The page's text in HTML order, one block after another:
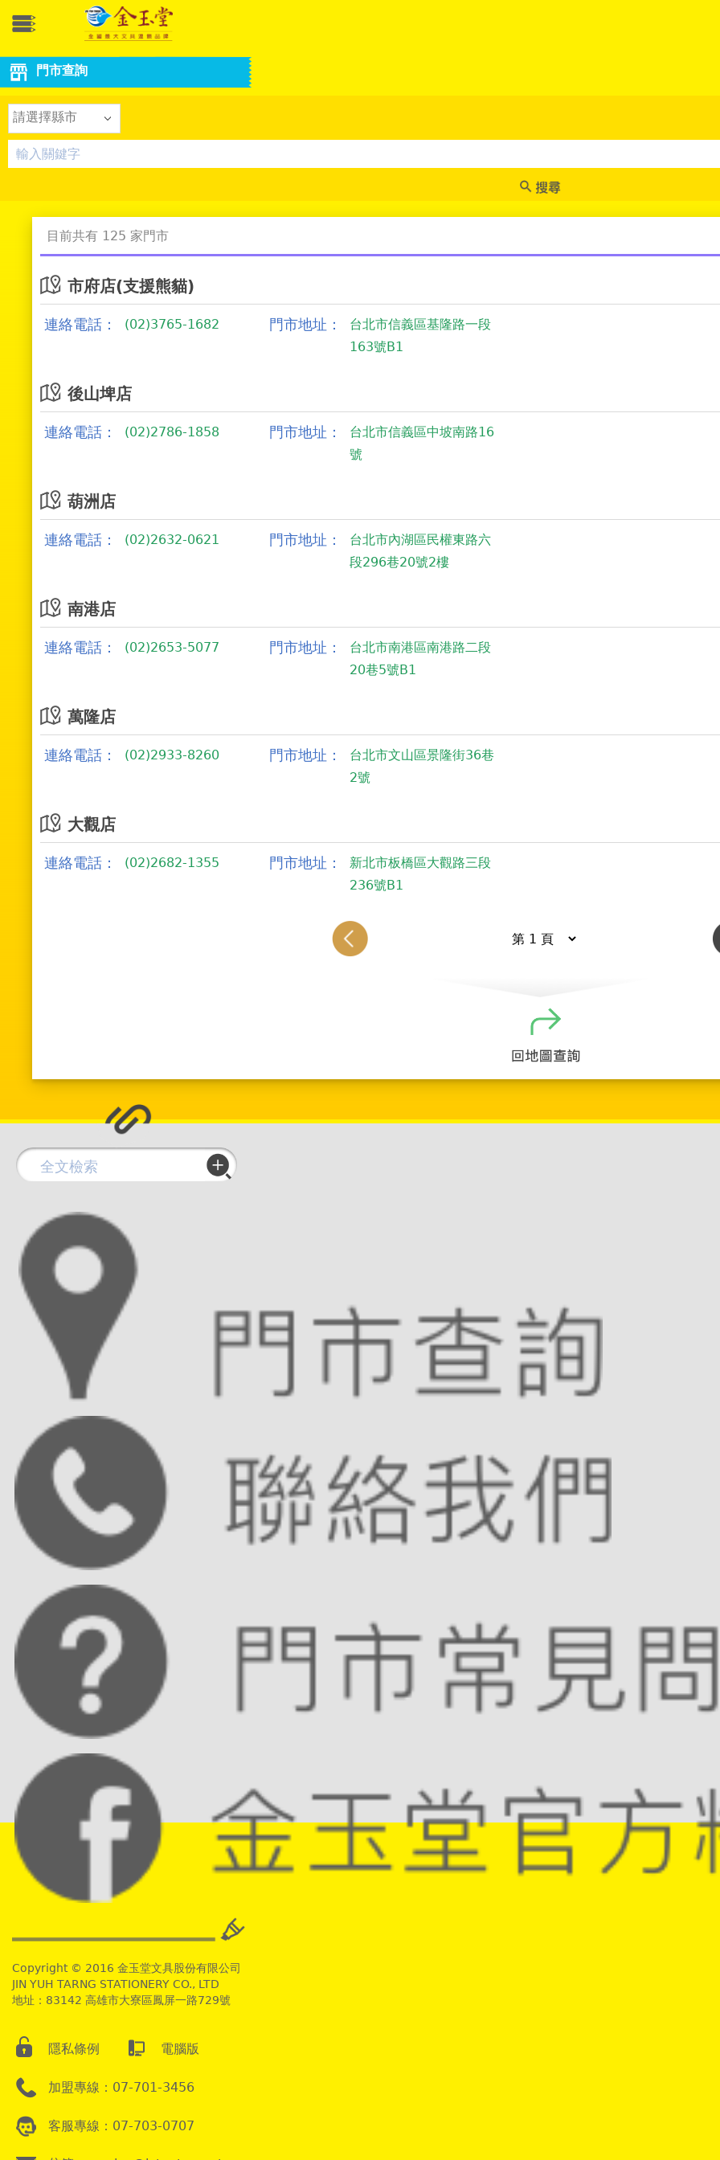
門市查詢
請選擇縣市
目前共有 125 家門市
市府店(支援熊貓)
連絡電話： (02)3765-1682 門市地址：
台北市信義區基隆路一段
163號B1
後山埤店
連絡電話： (02)2786-1858 門市地址：
台北市信義區中坡南路16
號
葫洲店
連絡電話： (02)2632-0621 門市地址：
台北市內湖區民權東路六
段296巷20號2樓
南港店
連絡電話： (02)2653-5077 門市地址：
台北市南港區南港路二段
20巷5號B1
萬隆店
連絡電話： (02)2933-8260 門市地址：
台北市文山區景隆街36巷
2號
大觀店
連絡電話： (02)2682-1355 門市地址：
新北市板橋區大觀路三段
236號B1
Copyright © 2016 金玉堂文具股份有限公司
JIN YUH TARNG STATIONERY CO., LTD
地址：83142 高雄市大寮區鳳屏一路729號
隱私條例 電腦版
加盟專線：07-701-3456
客服專線：07-703-0707